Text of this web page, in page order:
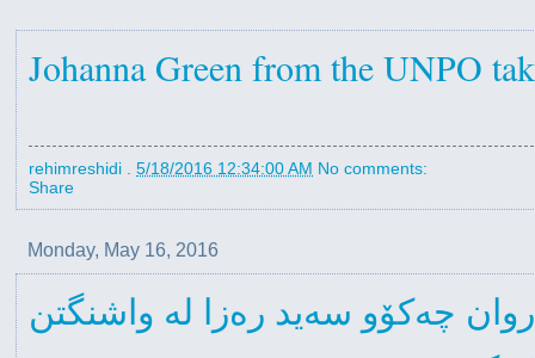
Johanna Green from the UNPO
rehimreshidi 5/18/2016 12:34:00 AM No comments:
Share
Monday, May 16, 2016